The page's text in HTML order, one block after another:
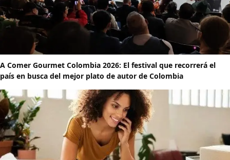
A Comer Gourmet Colombia 2026: El festival que recorrerá el
país en busca del mejor plato de autor de Colombia